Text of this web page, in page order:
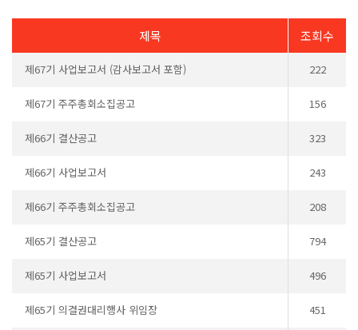
제목 조회수
제67기 사업보고서 (감사보고서 포함) 222
제67기 주주총회소집공고 156
제66기 결산공고 323
제66기 사업보고서 243
제66기 주주총회소집공고 208
제65기 결산공고 794
제65기 사업보고서 496
제65기 의결권대리행사 위임장 451